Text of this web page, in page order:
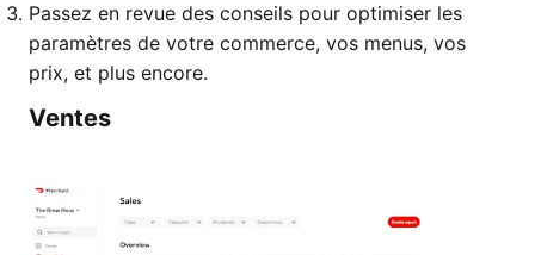
Passez en revue des conseils pour optimiser les
paramètres de votre commerce, vos menus, vos
prix, et plus encore.
Ventes